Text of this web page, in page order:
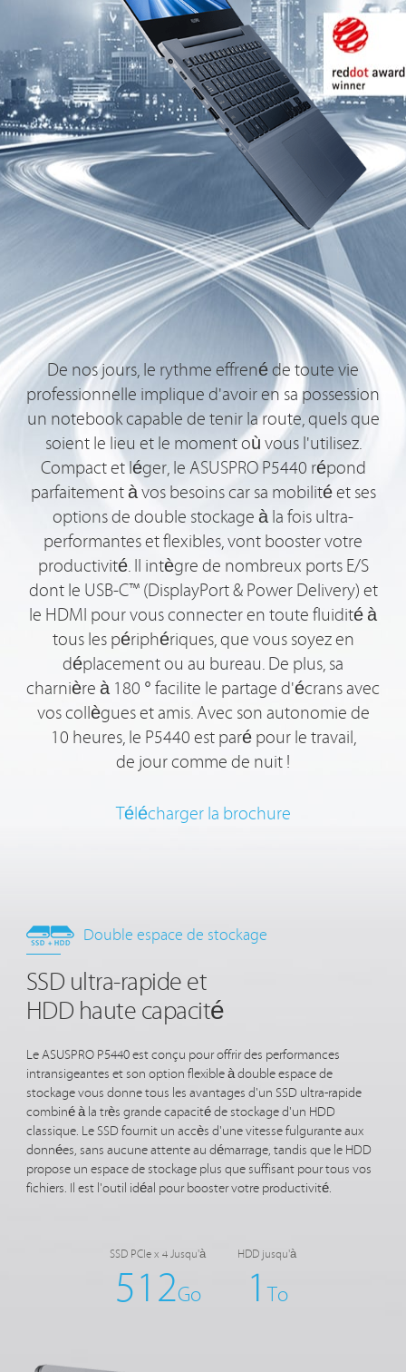
De nos jours, le rythme effrené de toute vie
professionnelle implique d'avoir en sa possession
un notebook capable de tenir la route, quels que
soient le lieu et le moment où vous l'utilisez.
Compact et léger, le ASUSPRO P5440 répond
parfaitement à vos besoins car sa mobilité et ses
options de double stockage à la fois ultra-
performantes et flexibles, vont booster votre
productivité. Il intègre de nombreux ports E/S
dont le USB-C™ (DisplayPort & Power Delivery) et
le HDMI pour vous connecter en toute fluidité à
tous les périphériques, que vous soyez en
déplacement ou au bureau. De plus, sa
charnière à 180 ° facilite le partage d'écrans avec
vos collègues et amis. Avec son autonomie de
10 heures, le P5440 est paré pour le travail,
de jour comme de nuit !
Télécharger la brochure
Double espace de stockage
SSD ultra-rapide et
HDD haute capacité
Le ASUSPRO P5440 est conçu pour offrir des performances
intransigeantes et son option flexible à double espace de
stockage vous donne tous les avantages d'un SSD ultra-rapide
combiné à la très grande capacité de stockage d'un HDD
classique. Le SSD fournit un accès d'une vitesse fulgurante aux
données, sans aucune attente au démarrage, tandis que le HDD
propose un espace de stockage plus que suffisant pour tous vos
fichiers. Il est l'outil idéal pour boostervotre productivité.
SSD PCIe x 4 Jusqu'à
512Go
HDD jusqu'à
1To